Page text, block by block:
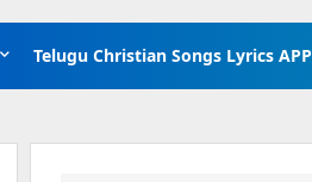
Telugu Christian Songs Lyrics APP